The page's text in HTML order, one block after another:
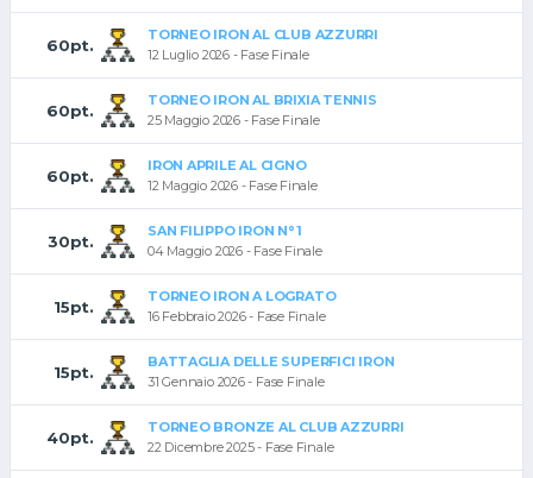
60pt.
TORNEO IRON AL CLUB AZZURRI
12 Luglio 2026 - Fase Finale
60pt.
TORNEO IRON AL BRIXIA TENNIS
25 Maggio 2026 - Fase Finale
60pt.
IRON APRILE AL CIGNO
12 Maggio 2026 - Fase Finale
30pt.
SAN FILIPPO IRON N°1
04 Maggio 2026 - Fase Finale
15pt.
TORNEO IRON A LOGRATO
16 Febbraio 2026 - Fase Finale
15pt.
BATTAGLIA DELLE SUPERFICI IRON
31 Gennaio 2026 - Fase Finale
40pt.
TORNEO BRONZE AL CLUB AZZURRI
22 Dicembre 2025 - Fase Finale